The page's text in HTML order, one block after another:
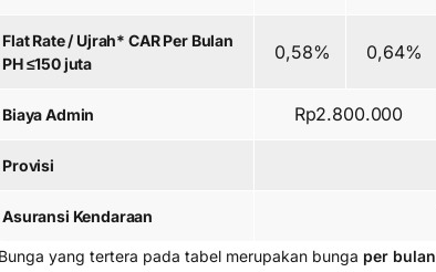
Flat Rate / Ujrah* CAR Per Bulan
PH ≤150 juta
0,58% 0,64%
Biaya Admin Rp2.800.000
Provisi
Asuransi Kendaraan
yang tertera pada tabel merupakan bunga per bulan